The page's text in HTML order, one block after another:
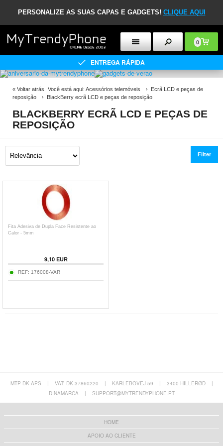
PERSONALIZE AS SUAS CAPAS E GADGETS! CLIQUE AQUI
0
ENTREGA RÁPIDA
« Voltar atrás Você está aqui: Acessórios telemóveis
Ecrã LCD e peças de
reposição
BlackBerry ecrã LCD e peças de reposição
BLACKBERRY ECRÃ LCD E PEÇAS DE
REPOSIÇÃO
Filter
Fita Adesiva de Dupla Face Resistente ao
Calor - 5mm
9,10EUR
REF: 176008-VAR
MTP DK APS | VAT: DK 37860220 | KARLEBOVEJ 59 | 3400 HILLERØD
|
DINAMARCA
| SUPPORT@MYTRENDYPHONE.PT
HOME
APOIO AO CLIENTE